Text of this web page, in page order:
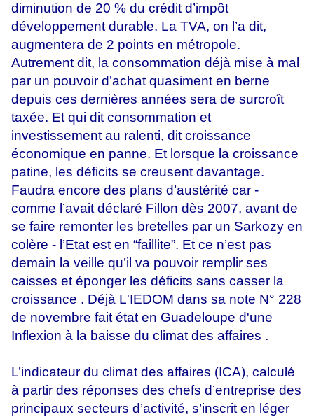
diminution de 20 % du crédit d’impôt
développement durable. La TVA, on l’a dit,
augmentera de 2 points en métropole.
Autrement dit, la consommation déjà mise à mal
par un pouvoir d’achat quasiment en berne
depuis ces dernières années sera de surcroît
taxée. Et qui dit consommation et
investissement au ralenti, dit croissance
économique en panne. Et lorsque la croissance
patine, les déficits se creusent davantage.
Faudra encore des plans d’austérité car -
comme l’avait déclaré Fillon dès 2007, avant de
se faire remonter les bretelles par un Sarkozy en
colère - l’Etat est en “faillite”. Et ce n’est pas
demain la veille qu’il va pouvoir remplir ses
caisses et éponger les déficits sans casser la
croissance . Déjà L'IEDOM dans sa note N° 228
de novembre fait état en Guadeloupe d'une
Inflexion à la baisse du climat des affaires .
L’indicateur du climat des affaires (ICA), calculé
à partir des réponses des chefs d’entreprise des
principaux secteurs d’activité, s’inscrit en léger